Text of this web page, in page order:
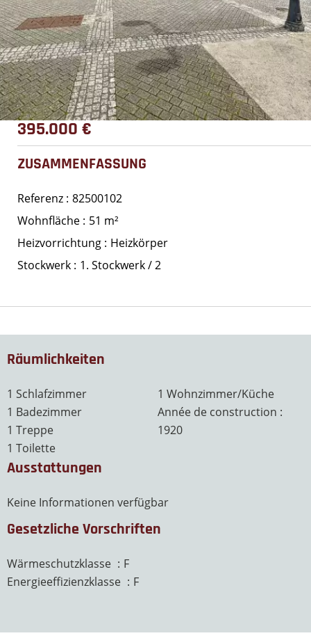
395.000 €
ZUSAMMENFASSUNG
Referenz 82500102
Wohnfläche
51 m²
Heizvorrichtung
Heizkörper
Stockwerk
1. Stockwerk / 2
Räumlichkeiten
1 Schlafzimmer
1 Badezimmer
1 Treppe
1 Toilette
1 Wohnzimmer/Küche
Année de construction :
1920
Ausstattungen
Keine Informationen verfügbar
Gesetzliche Vorschriften
Wärmeschutzklasse
F
Energieeffizienzklasse
F